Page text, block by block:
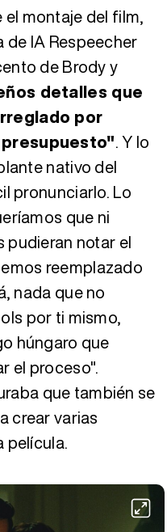
montaje del film,
de IA Respeecher
de Brody y
detalles que
por
. Y lo
nativo del
pronunciarlo. Lo
que ni
notar el
reemplazado
nada que no
por ti mismo,
húngaro que
el proceso".
que también se
crear varias
película.